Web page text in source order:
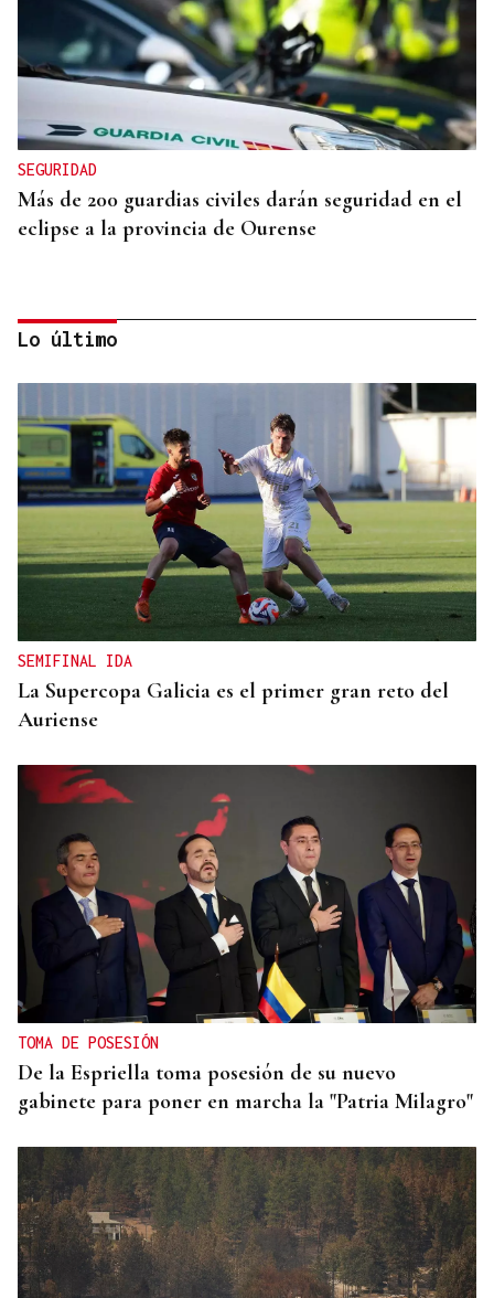
SEGURIDAD
Más de 200 guardias civiles darán seguridad en el
eclipse a la provincia de Ourense
PRIMER AÑO
El servicio de Anatomía Patológica del CHUO, el
lugar donde se pone nombre y apellidos al cáncer
Lo último
SEMIFINAL IDA
La Supercopa Galicia es el primer gran reto del
Auriense
TOMA DE POSESIÓN
De la Espriella toma posesión de su nuevo
gabinete para poner en marcha la "Patria Milagro"